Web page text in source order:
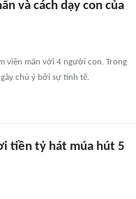
và cách dạy con của
viên mãn với 4 người con. Trong
chú ý bởi sự tinh tế.
tiền tỷ hát múa hút 5